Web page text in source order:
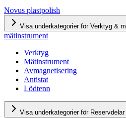
Novus plastpolish
Visa underkategorier för Verktyg &
mätinstrument
Verktyg
Mätinstrument
Avmagnetisering
Antistat
Lödtenn
Visa underkategorier för Reservdelar